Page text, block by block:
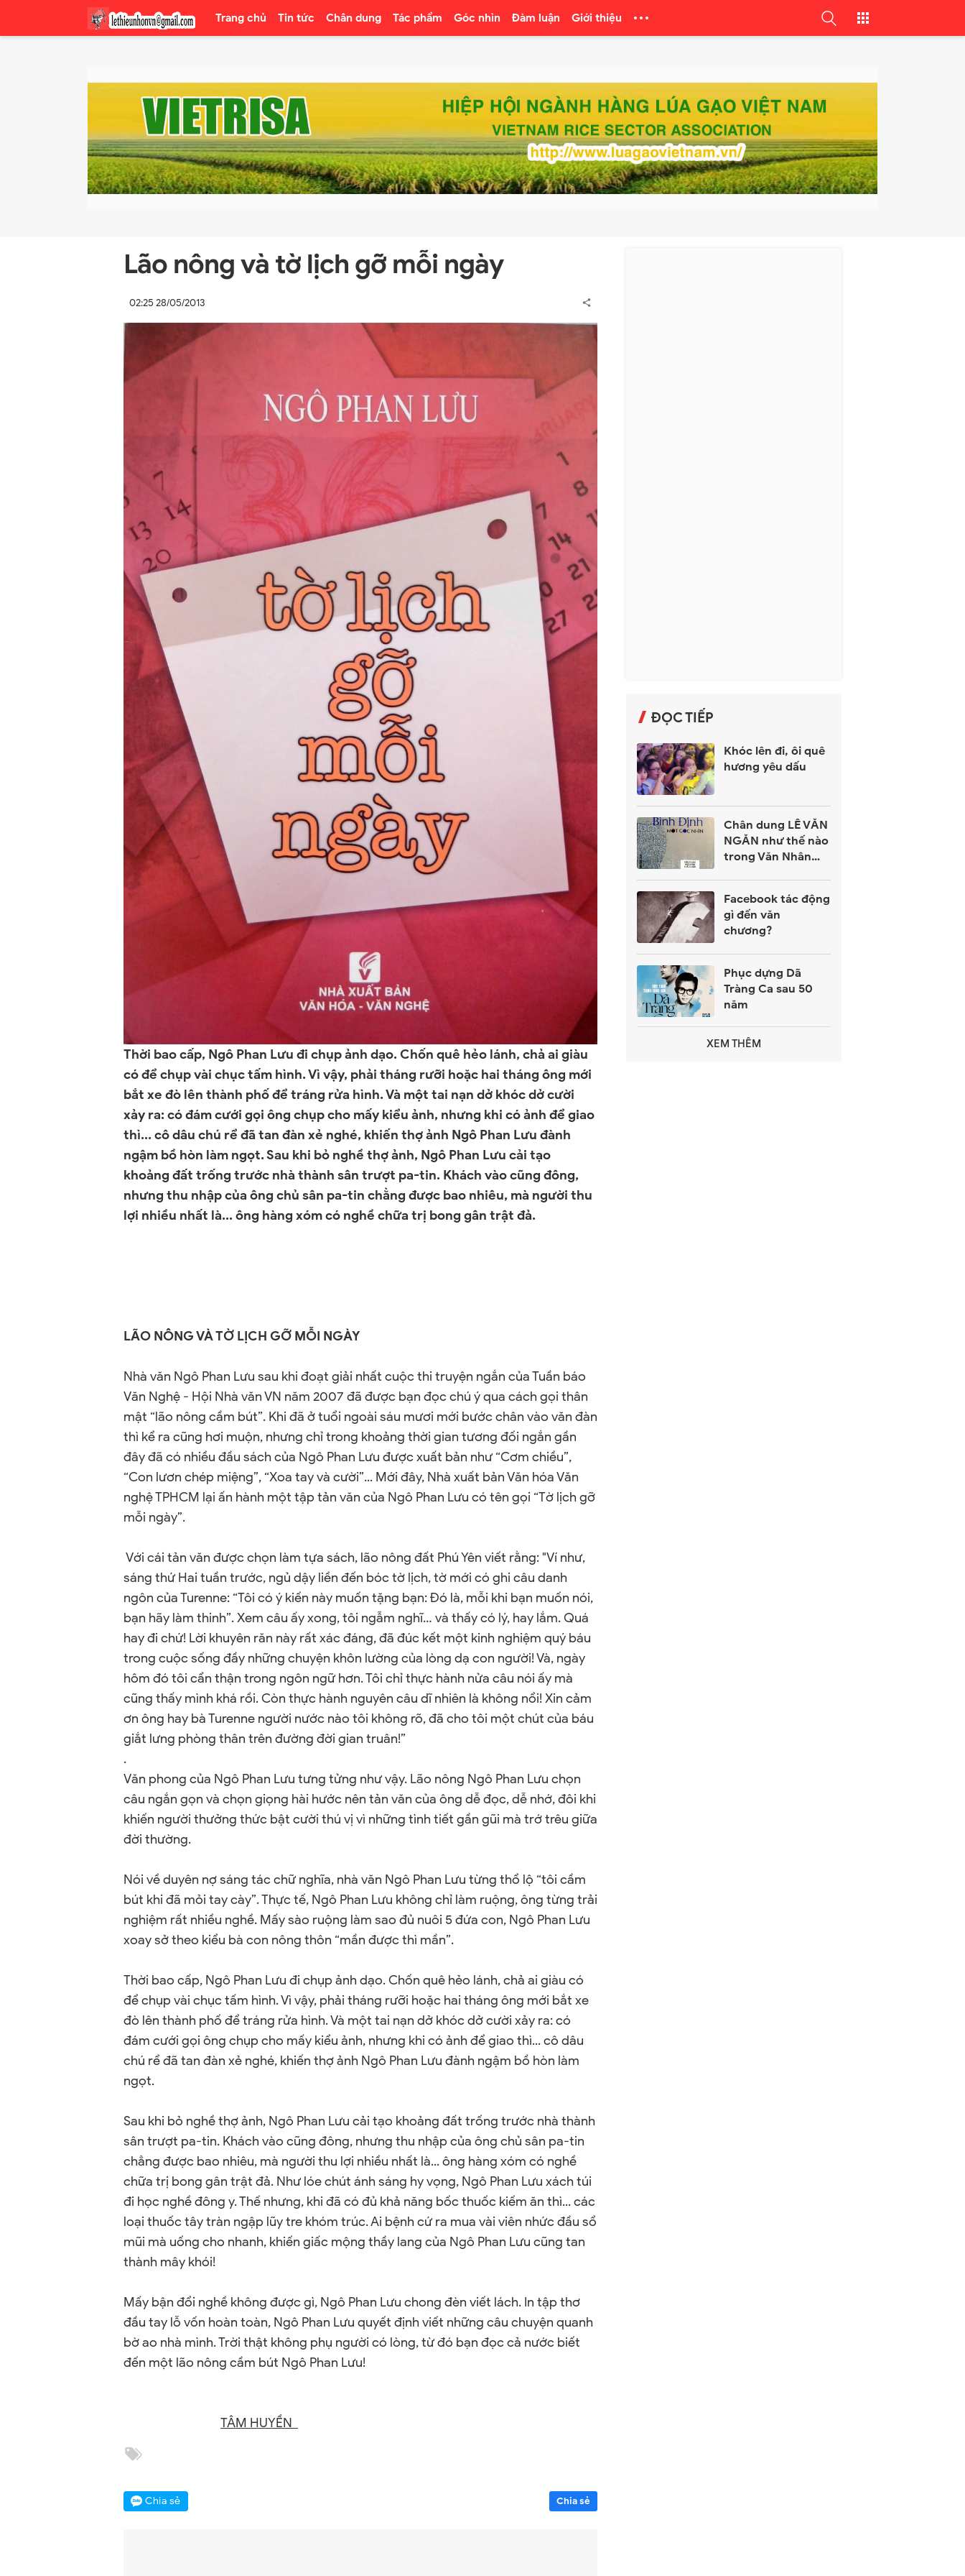
Trang chủ Tin tức Chân dung Tác phẩm Góc nhìn Đàm luận Giới thiệu
Lão nông và tờ lịch gỡ mỗi ngày
02:25 28/05/2013
Thời bao cấp, Ngô Phan Lưu đi chụp ảnh dạo. Chốn quê hẻo lánh, chả ai giàu
có để chụp vài chụctấm hình. Vì vậy, phải tháng rưỡi hoặc hai tháng ông mới
bắt xe đò lên thành phố để tráng rửa hình. Và một tai nạn dở khóc dở cười
xảy ra: có đám cưới gọi ông chụp cho mấy kiểu ảnh, nhưng khi có ảnh để giao
thì... cô dâu chú rể đã tan đàn xẻ nghé, khiến thợ ảnh Ngô Phan Lưu đành
ngậm bồ hòn làm ngọt.Sau khi bỏ nghề thợ ảnh, Ngô Phan Lưu cải tạo
khoảng đất trống trước nhà thành sân trượt pa-tin. Khách vào cũng đông,
nhưng thu nhập của ông chủ sân pa-tin chẳng được bao nhiêu, mà người thu
lợi nhiều nhất là... ông hàng xóm có nghề chữa trị bong gân trật đả.
LÃO NÔNG VÀ TỜ LỊCH GỠ MỖI NGÀY
Nhà văn Ngô Phan Lưu sau khi đoạt giải nhất cuộc thi truyện ngắn của Tuần báo
Văn Nghệ - Hội Nhà văn VN năm 2007 đã được bạn đọc chú ý qua cách gọi thân
mật “lão nông cầm bút”. Khi đã ở tuổi ngoài sáu mươi mới bước chân vào văn đàn
thì kể ra cũng hơi muộn, nhưng chỉ trong khoảng thời gian tương đối ngắn gần
đây đã có nhiều đầu sách của Ngô Phan Lưu được xuất bản như “Cơm chiều”,
“Con lươn chép miệng”, “Xoa tay và cười”... Mới đây, Nhà xuất bản Văn hóa Văn
nghệ TPHCM lại ấn hành một tập tản văn của Ngô Phan Lưu có tên gọi “Tờ lịch gỡ
mỗi ngày”.
Với cái tản văn được chọn làm tựa sách, lão nông đất Phú Yên viết rằng: "Ví như,
sáng thứ Hai tuần trước, ngủ dậy liền đến bóc tờ lịch, tờ mới có ghi câu danh
ngôn của Turenne: “Tôi có ý kiến này muốn tặng bạn: Đó là, mỗi khi bạn muốn nói,
bạn hãy làm thinh”. Xem câu ấy xong, tôi ngẫm nghĩ… và thấy có lý, hay lắm. Quá
hay đi chứ! Lời khuyên răn này rất xác đáng, đã đúc kết một kinh nghiệm quý báu
trong cuộc sống đầy những chuyện khôn lường của lòng dạ con người! Và, ngày
hôm đó tôi cẩn thận trong ngôn ngữ hơn. Tôi chỉ thực hành nửa câu nói ấy mà
cũng thấy mình khá rồi. Còn thực hành nguyên câu dĩ nhiên là không nổi! Xin cảm
ơn ông hay bà Turenne người nước nào tôi không rõ, đã cho tôi một chút của báu
giắt lưng phòng thân trên đường đời gian truân!”
.
Văn phong của Ngô Phan Lưu tưng tửng như vậy. Lão nông Ngô Phan Lưu chọn
câu ngắn gọn và chọn giọng hài hước nên tản văn của ông dễ đọc, dễ nhớ, đôi khi
khiến người thưởng thức bật cười thú vị vì những tình tiết gần gũi mà trớ trêu giữa
đời thường.
Nói về duyên nợ sáng tác chữ nghĩa, nhà văn Ngô Phan Lưu từng thổ lộ “tôi cầm
bút khi đã mỏi tay cày”. Thực tế, Ngô Phan Lưu không chỉ làm ruộng, ông từng trải
nghiệm rất nhiều nghề. Mấy sào ruộng làm sao đủ nuôi 5 đứa con, Ngô Phan Lưu
xoay sở theo kiểu bà con nông thôn “mần được thì mần”.
Thời bao cấp, Ngô Phan Lưu đi chụp ảnh dạo. Chốn quê hẻo lánh, chả ai giàu có
để chụp vài chục tấm hình. Vì vậy, phải tháng rưỡi hoặc hai tháng ông mới bắt xe
đò lên thành phố để tráng rửa hình. Và một tai nạn dở khóc dở cười xảy ra: có
đám cưới gọi ông chụp cho mấy kiểu ảnh, nhưng khi có ảnh để giao thì... cô dâu
chú rể đã tan đàn xẻ nghé, khiến thợ ảnh Ngô Phan Lưu đành ngậm bồ hòn làm
ngọt.
Sau khi bỏ nghề thợ ảnh, Ngô Phan Lưu cải tạo khoảng đất trống trước nhà thành
sân trượt pa-tin. Khách vào cũng đông, nhưng thu nhập của ông chủ sân pa-tin
chẳng được bao nhiêu, mà người thu lợi nhiều nhất là... ông hàng xóm có nghề
chữa trị bong gân trật đả. Như lóe chút ánh sáng hy vọng, Ngô Phan Lưu xách túi
đi học nghề đông y. Thế nhưng, khi đã có đủ khả năng bốc thuốc kiếm ăn thì... các
loại thuốc tây tràn ngập lũy tre khóm trúc. Ai bệnh cứ ra mua vài viên nhức đầu sổ
mũi mà uống cho nhanh, khiến giấc mộng thầy lang của Ngô Phan Lưu cũng tan
thành mây khói!
Mấy bận đổi nghề không được gì, Ngô Phan Lưu chong đèn viết lách. In tập thơ
đầu tay lỗ vốn hoàn toàn, Ngô Phan Lưu quyết định viết những câu chuyện quanh
bờ ao nhà mình. Trời thật không phụ người có lòng, từ đó bạn đọc cả nước biết
đến một lão nông cầm bút Ngô Phan Lưu!
TÂM HUYỀN
Chia sẻ Chia sẻ
ĐỌC TIẾP
Khóc lên đi, ôi quê
hương yêu dấu
Chân dung LÊ VĂN
NGĂN như thế nào
trong Văn Nhân
Facebook tác động
gì đến văn
chương?
Phục dựng Dã
Tràng Ca sau 50
năm
XEM THÊM